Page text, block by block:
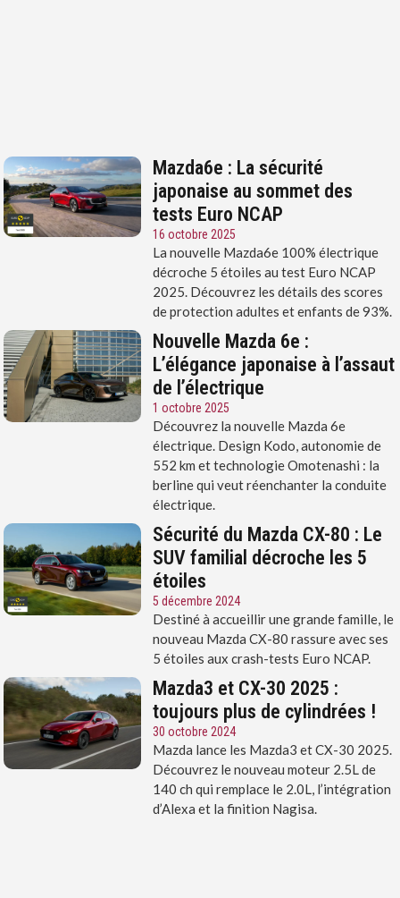
Mazda6e : La sécurité
japonaise au sommet des
tests Euro NCAP
16 octobre 2025
La nouvelle Mazda6e 100% électrique
décroche 5 étoiles au test Euro NCAP
2025. Découvrez les détails des scores
de protection adultes et enfants de 93%.
Nouvelle Mazda 6e :
L’élégance japonaise à l’assaut
de l’électrique
1 octobre 2025
Découvrez la nouvelle Mazda 6e
électrique. Design Kodo, autonomie de
552 km et technologie Omotenashi : la
berline qui veut réenchanter la conduite
électrique.
Sécurité du Mazda CX-80 : Le
SUV familial décroche les 5
étoiles
5 décembre 2024
Destiné à accueillir une grande famille, le
nouveau Mazda CX-80 rassure avec ses
5 étoiles aux crash-tests Euro NCAP.
Mazda3 et CX-30 2025 :
toujours plus de cylindrées !
30 octobre 2024
Mazda lance les Mazda3 et CX-30 2025.
Découvrez le nouveau moteur 2.5L de
140 ch qui remplace le 2.0L, l’intégration
d’Alexa et la finition Nagisa.